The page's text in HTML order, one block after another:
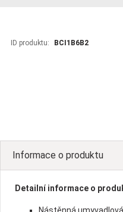
ID produktu: BCI1B6B2
Informace o produktu
Detailní informace o
Nástěnná